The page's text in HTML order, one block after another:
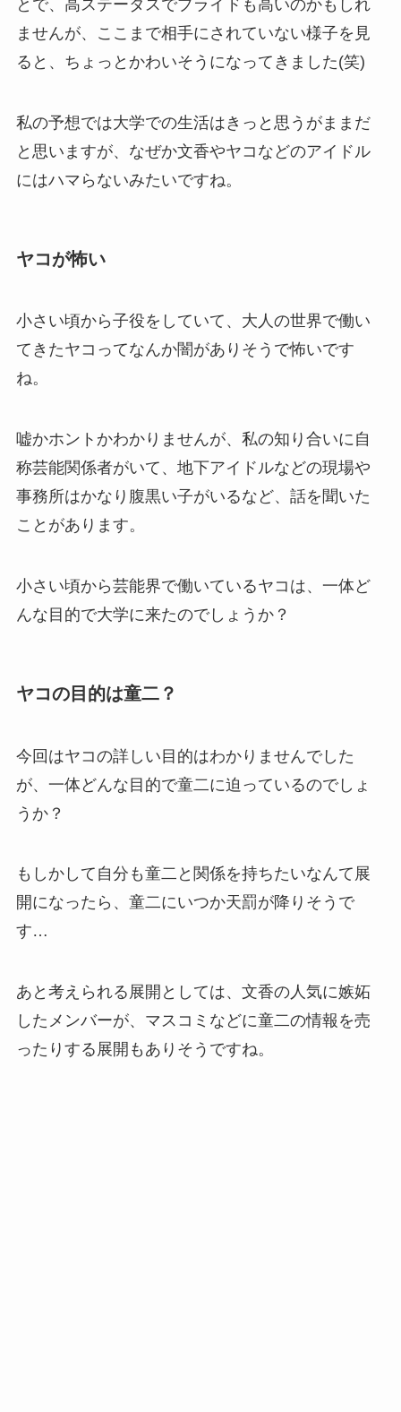
とで、高ステータスでプライドも高いのかもしれ
ませんが、ここまで相手にされていない様子を見
ると、ちょっとかわいそうになってきました(笑)
私の予想では大学での生活はきっと思うがままだ
と思いますが、なぜか文香やヤコなどのアイドル
にはハマらないみたいですね。
ヤコが怖い
小さい頃から子役をしていて、大人の世界で働い
てきたヤコってなんか闇がありそうで怖いです
ね。
嘘かホントかわかりませんが、私の知り合いに自
称芸能関係者がいて、地下アイドルなどの現場や
事務所はかなり腹黒い子がいるなど、話を聞いた
ことがあります。
小さい頃から芸能界で働いているヤコは、一体ど
んな目的で大学に来たのでしょうか？
ヤコの目的は童二？
今回はヤコの詳しい目的はわかりませんでした
が、一体どんな目的で童二に迫っているのでしょ
うか？
もしかして自分も童二と関係を持ちたいなんて展
開になったら、童二にいつか天罰が降りそうで
す…
あと考えられる展開としては、文香の人気に嫉妬
したメンバーが、マスコミなどに童二の情報を売
ったりする展開もありそうですね。